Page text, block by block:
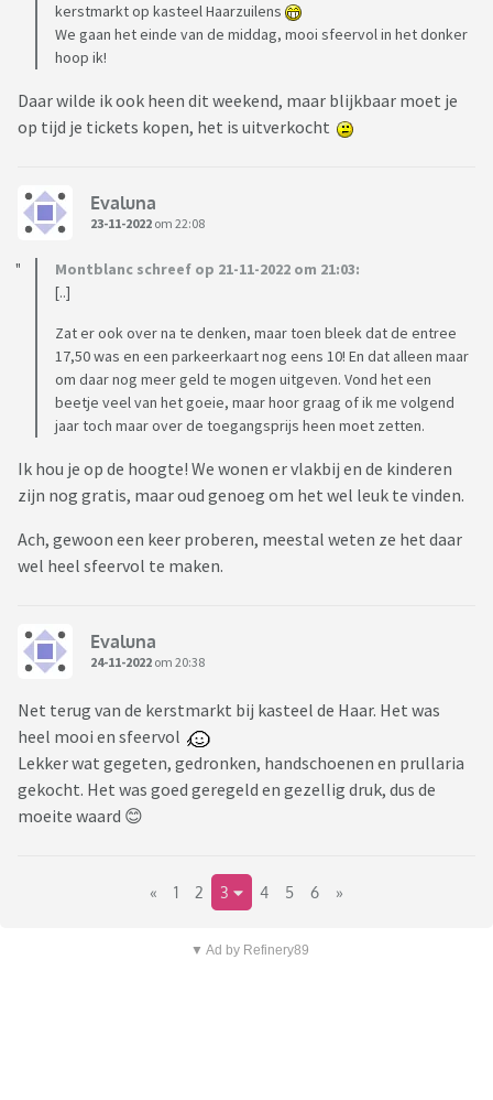
kerstmarkt op kasteel Haarzuilens
We gaan het einde van de middag, mooi sfeervol in het donker
hoop ik!
Daar wilde ik ook heen dit weekend, maar blijkbaar moet je
op tijd je tickets kopen, het is uitverkocht
Evaluna
23-11-2022 om 22:08
Montblanc schreef op 21-11-2022 om 21:03:
[..]
Zat er ook over na te denken, maar toen bleek dat de entree
17,50 was en een parkeerkaart nog eens 10! En dat alleen maar
om daar nog meer geld te mogen uitgeven. Vond het een
beetje veel van het goeie, maar hoor graag of ik me volgend
jaar toch maar over de toegangsprijs heen moet zetten.
Ik hou je op de hoogte! We wonen er vlakbij en de kinderen
zijn nog gratis, maar oud genoeg om het wel leuk te vinden.
Ach, gewoon een keer proberen, meestal weten ze het daar
wel heel sfeervol te maken.
Evaluna
24-11-2022 om 20:38
Net terug van de kerstmarkt bij kasteel de Haar. Het was
heel mooi en sfeervol
Lekker wat gegeten, gedronken, handschoenen en prullaria
gekocht. Het was goed geregeld en gezellig druk, dus de
moeite waard 😊
« 1 2 3 4 5 6 »
▼ Ad by Refinery89